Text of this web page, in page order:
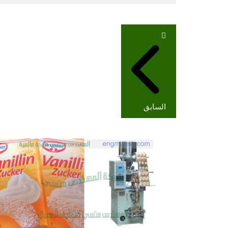
تصفّح
المقالات
السابق